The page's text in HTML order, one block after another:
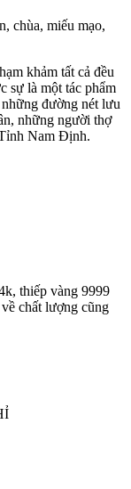
chùa, miếu mạo,
khảm tất cả đều
sự là một tác phẩm
đường nét lưu
những người thợ
Nam Định.
thiếp vàng 9999
chất lượng cũng